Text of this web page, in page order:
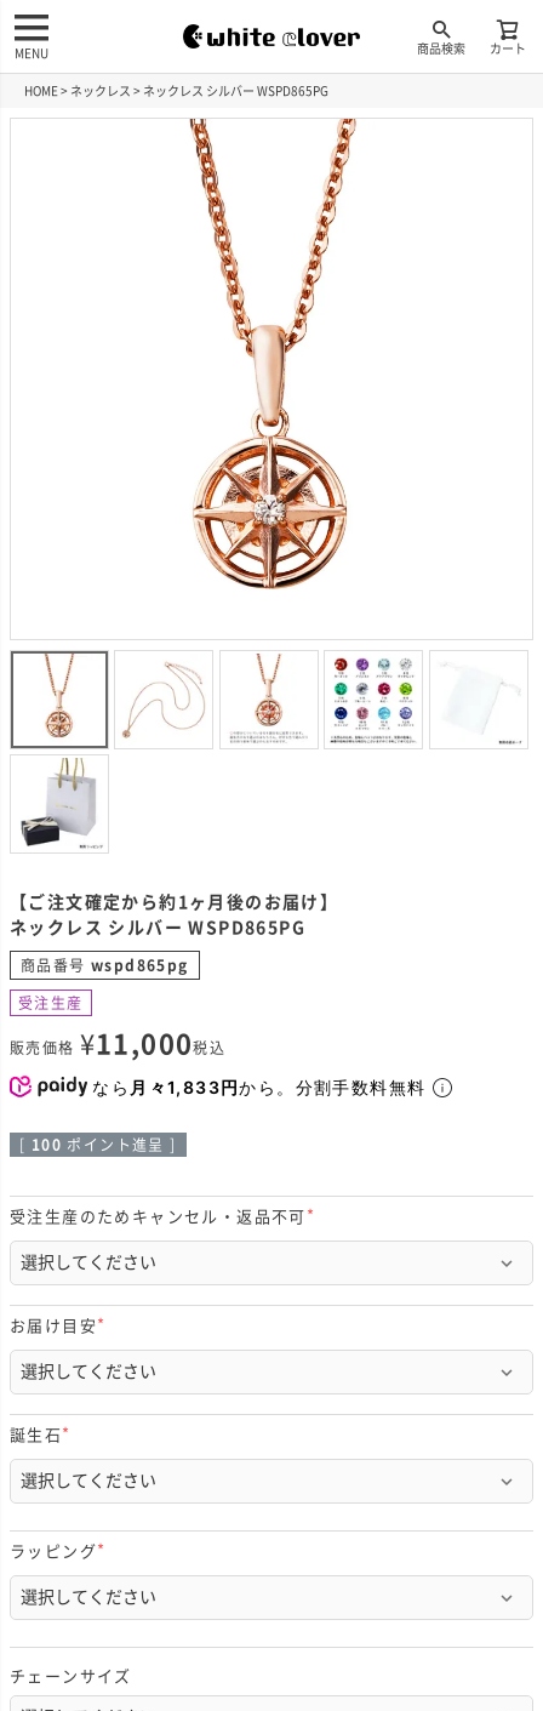
商品検索 カート
MENU
HOME ネックレス ネックレス シルバー WSPD865PG
【ご注文確定から約1ヶ月後のお届け】
ネックレス シルバー WSPD865PG
商品番号 wspd865pg
受注生産
販売価格 ¥11,000税込
なら 月々1,833円から。分割手数料無料
100 ポイント進呈 ]
受注生産のためキャンセル・返品不可
)
お届け目安
必
須
)
誕生石
須
)
ラッピング
必
須
)
チェーンサイズ